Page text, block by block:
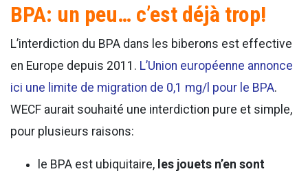
BPA: un peu… c’est déjà trop!
L’interdiction du BPA dans les biberons est effective
en Europe depuis 2011. L’Union européenne annonce
ici une limite de migration de 0,1 mg/l pour le BPA.
WECF aurait souhaité une interdiction pure et simple,
pour plusieurs raisons:
le BPA est ubiquitaire, les jouets n’en sont